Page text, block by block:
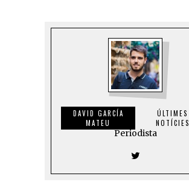
DAVID GARCÍA
MATEU
ÚLTIMES
NOTÍCIES
Periodista